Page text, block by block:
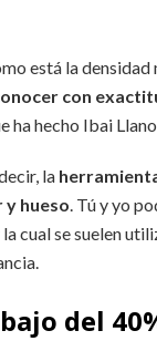
está la densidad
con
ha hecho Ibai
la
y hueso. Tú y yo
cual se suelen
del